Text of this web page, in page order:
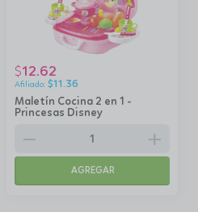
Maletín Cocina 2 en 1 -
Princesas Disney
$12.62
$11.36
remove add
AGREGAR